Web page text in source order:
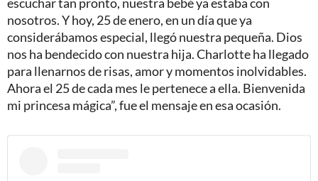
nosotros. Y hoy, 25 de enero, en un día que ya
considerábamos especial, llegó nuestra pequeña. Dios
nos ha bendecido con nuestra hija. Charlotte ha llegado
para llenarnos de risas, amor y momentos inolvidables.
Ahora el 25 de cada mes le pertenece a ella. Bienvenida
mi princesa mágica”, fue el mensaje en esa ocasión.